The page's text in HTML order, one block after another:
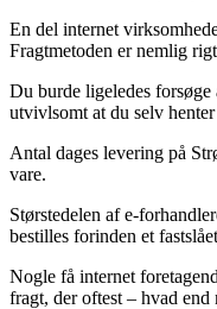
En del internet
Fragtmetoden er nemlig
Du burde ligeledes
utvivlsomt at du selv
Antal dages levering på
vare.
Størstedelen af e-
bestilles forinden et
Nogle få internet
fragt, der oftest – hvad